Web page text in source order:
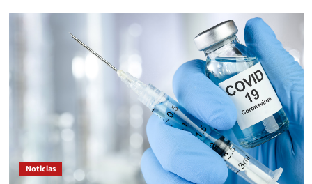
Las
nuevos
Noticias